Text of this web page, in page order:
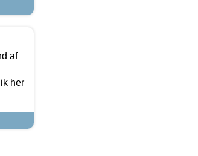
af
her